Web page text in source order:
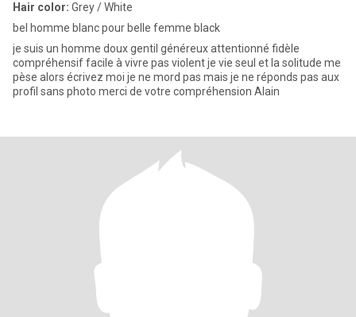
Hair color: Grey / White
bel homme blanc pour belle femme black
je suis un homme doux gentil généreux attentionné fidèle
compréhensif facile à vivre pas violent je vie seul et la solitude me
pèse alors écrivez moi je ne mord pas mais je ne réponds pas aux
profil sans photo merci de votre compréhension Alain